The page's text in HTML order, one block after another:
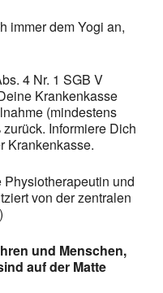
immer dem Yogi an,
4 Nr. 1 SGB V
Krankenkasse
(mindestens
Informiere Dich
Krankenkasse.
und
von der zentralen
und Menschen,
auf der Matte